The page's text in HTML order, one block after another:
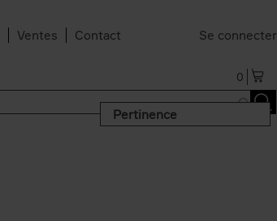
Ventes Contact Se connecter
0
Pertinence